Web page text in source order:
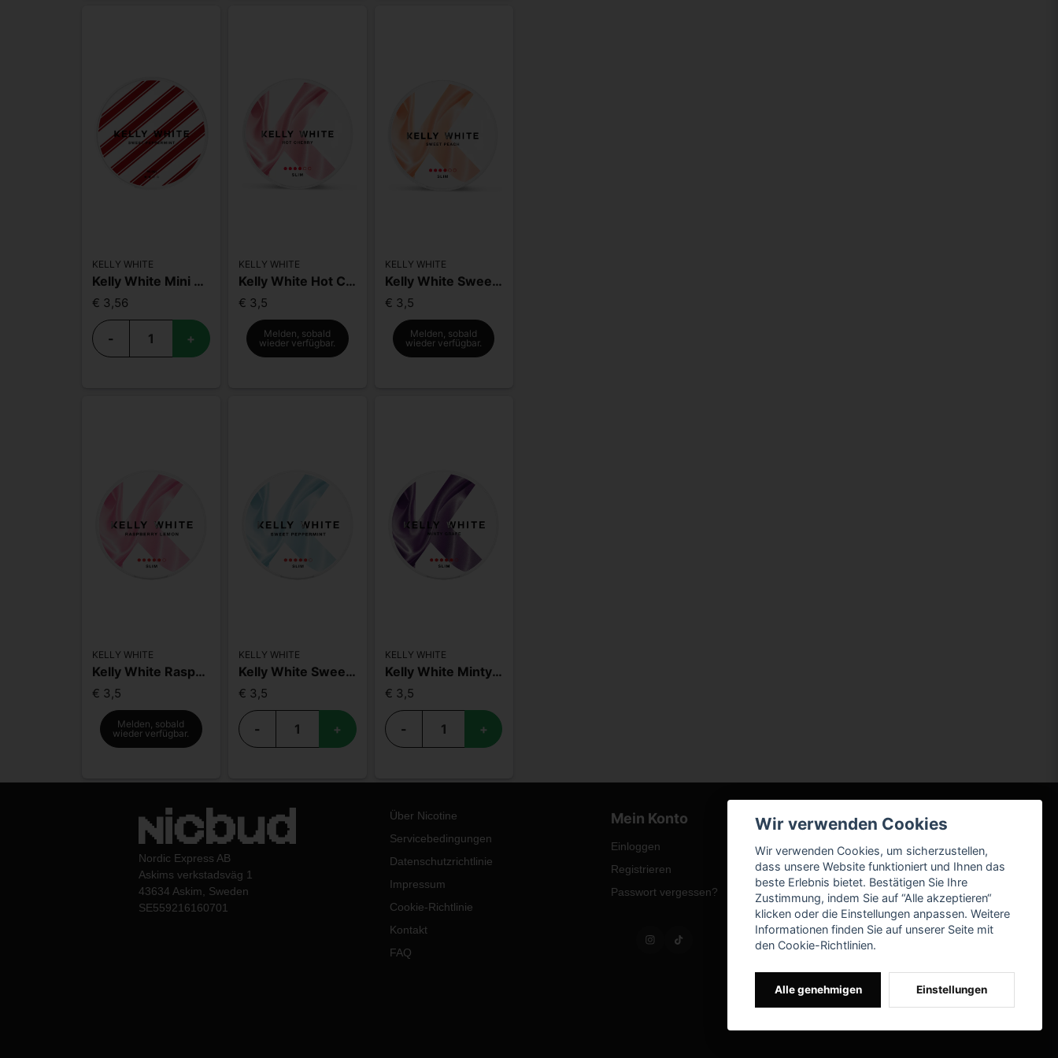
KELLY WHITE
Kelly White Mini Sweet Peppermint
€ 3,56
- +
KELLY WHITE
Kelly White Hot Cherry Slim Strong
€ 3,5
Melden, sobald
wieder verfügbar.
KELLY WHITE
Kelly White Sweet Peach Slim Strong
€ 3,5
Melden, sobald
wieder verfügbar.
KELLY WHITE
Kelly White Raspberry Lemon Slim Extra Strong
€ 3,5
Melden, sobald
wieder verfügbar.
KELLY WHITE
Kelly White Sweet Peppermint Slim Extra Strong
€ 3,5
- +
KELLY WHITE
Kelly White Minty Grape Slim Extra Strong
€ 3,5
- +
Nordic Express AB
Askims verkstadsväg 1
43634 Askim, Sweden
SE559216160701
Über Nicotine
Servicebedingungen
Datenschutzrichtlinie
Impressum
Cookie-Richtlinie
Kontakt
FAQ
Mein Konto
Einloggen
Registrieren
Passwort vergessen?
Wir verwenden Cookies
Wir verwenden Cookies, um sicherzustellen,
dass unsere Website funktioniert und Ihnen das
beste Erlebnis bietet. Bestätigen Sie Ihre
Zustimmung, indem Sie auf “Alle akzeptieren“
klicken oder die Einstellungen anpassen. Weitere
Informationen finden Sie auf unserer Seite mit
den Cookie-Richtlinien.
Alle genehmigen Einstellungen